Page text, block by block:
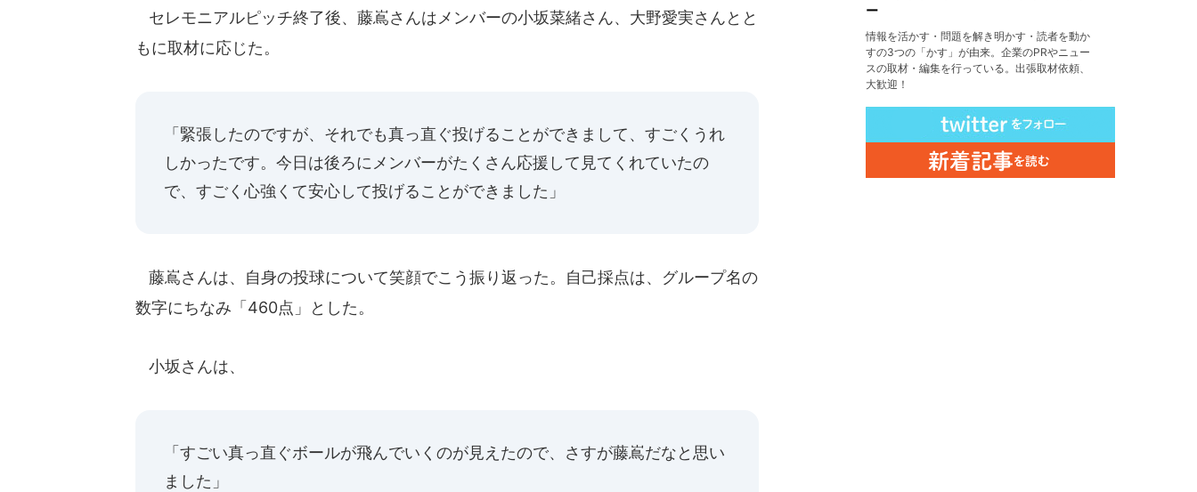
セレモニアルピッチ終了後、藤嶌さんはメンバーの小坂菜緒さん、大野愛実さんとと
もに取材に応じた。
「緊張したのですが、それでも真っ直ぐ投げることができまして、すごくうれ
しかったです。今日は後ろにメンバーがたくさん応援して見てくれていたの
で、すごく心強くて安心して投げることができました」
藤嶌さんは、自身の投球について笑顔でこう振り返った。自己採点は、グループ名の
数字にちなみ「460点」とした。
小坂さんは、
「すごい真っ直ぐボールが飛んでいくのが見えたので、さすが藤嶌だなと思い
ました」
ー
情報を活かす・問題を解き明かす・読者を動か
すの3つの「かす」が由来。企業のPRやニュー
スの取材・編集を行っている。出張取材依頼、
大歓迎！